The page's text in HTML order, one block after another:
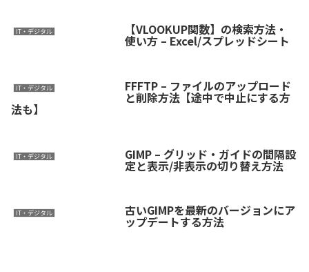
IT・デジタル 【VLOOKUP関数】の検索方法・
使い方 – Excel/スプレッドシート
IT・デジタル FFFTP – ファイルのアップロード
と削除方法【途中で中止にする方
法も】
IT・デジタル GIMP – グリッド・ガイドの間隔設
定と表示/非表示の切り替え方法
IT・デジタル 古いGIMPを最新のバージョンにア
ップデートする方法